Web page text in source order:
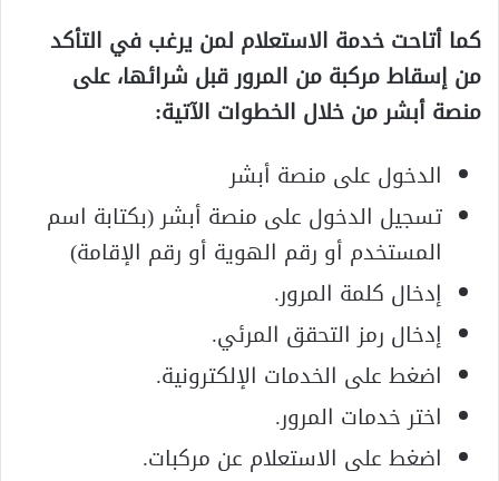
كما أتاحت خدمة الاستعلام لمن يرغب في التأكد
من إسقاط مركبة من المرور قبل شرائها، على
منصة أبشر من خلال الخطوات الآتية:
الدخول على منصة أبشر
تسجيل الدخول على منصة أبشر (بكتابة اسم
المستخدم أو رقم الهوية أو رقم الإقامة)
إدخال كلمة المرور.
إدخال رمز التحقق المرئي.
اضغط على الخدمات الإلكترونية.
اختر خدمات المرور.
اضغط على الاستعلام عن مركبات.